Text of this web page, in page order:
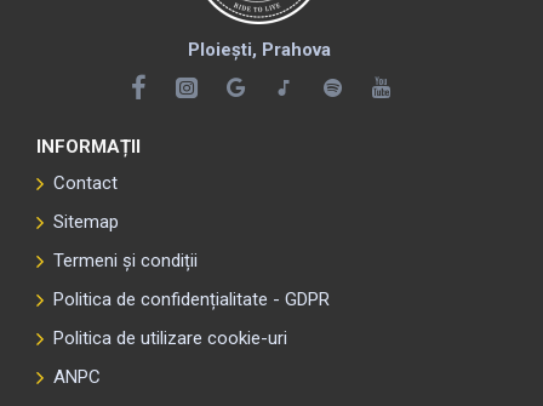
Ploiești, Prahova
INFORMAȚII
Contact
Sitemap
Termeni și condiții
Politica de confidențialitate - GDPR
Politica de utilizare cookie-uri
ANPC